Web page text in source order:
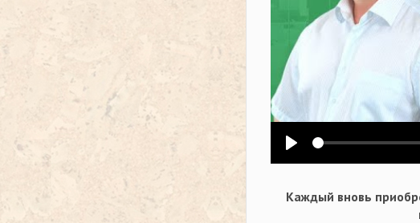
Воспроизвести
Каждый вновь